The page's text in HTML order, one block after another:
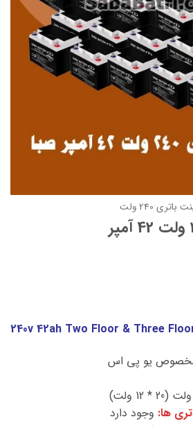
باتری 240 ولت
240v 42ah Two Floor & Three
یو پی اس
ولت (20 * 12 ولت)
ها: وجود دارد